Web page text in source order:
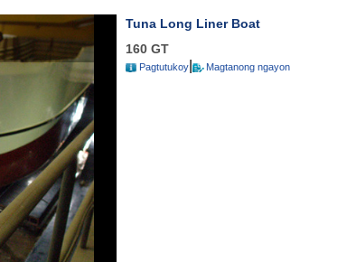
Tuna Long Liner Boat
160 GT
Pagtutukoy Magtanong ngayon